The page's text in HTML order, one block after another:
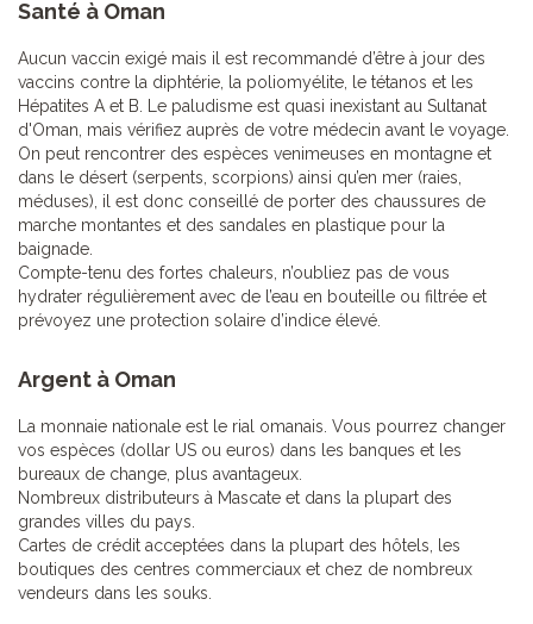
Santé à Oman
Aucun vaccin exigé mais il est recommandé d’être à jour des
vaccins contre la diphtérie, la poliomyélite, le tétanos et les
Hépatites A et B. Le paludisme est quasi inexistant au Sultanat
d'Oman, mais vérifiez auprès de votre médecin avant le voyage.
On peut rencontrer des espèces venimeuses en montagne et
dans le désert (serpents, scorpions) ainsi qu’en mer (raies,
méduses), il est donc conseillé de porter des chaussures de
marche montantes et des sandales en plastique pour la
baignade.
Compte-tenu des fortes chaleurs, n’oubliez pas de vous
hydrater régulièrement avec de l’eau en bouteille ou filtrée et
prévoyez une protection solaire d’indice élevé.
Argent à Oman
La monnaie nationale est le rial omanais. Vous pourrez changer
vos espèces (dollar US ou euros) dans les banques et les
bureaux de change, plus avantageux.
Nombreux distributeurs à Mascate et dans la plupart des
grandes villes du pays.
Cartes de crédit acceptées dans la plupart des hôtels, les
boutiques des centres commerciaux et chez de nombreux
vendeurs dans les souks.